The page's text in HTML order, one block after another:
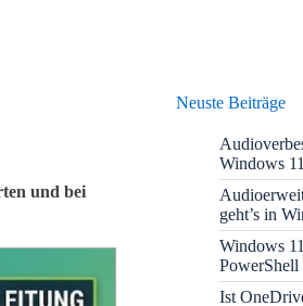
und bei
Neuste Beiträge
Windows
geht’s in
Windows
PowerShell
Ist